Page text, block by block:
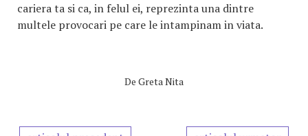
cariera ta si ca, in felul ei, reprezinta una dintre
multele provocari pe care le intampinam in viata.
De Greta Nita